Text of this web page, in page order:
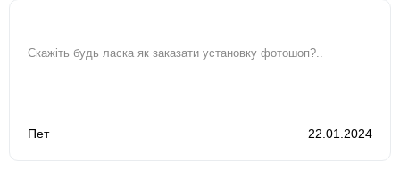
Скажіть будь ласка як заказати установку фотошоп?..
Пет 22.01.2024